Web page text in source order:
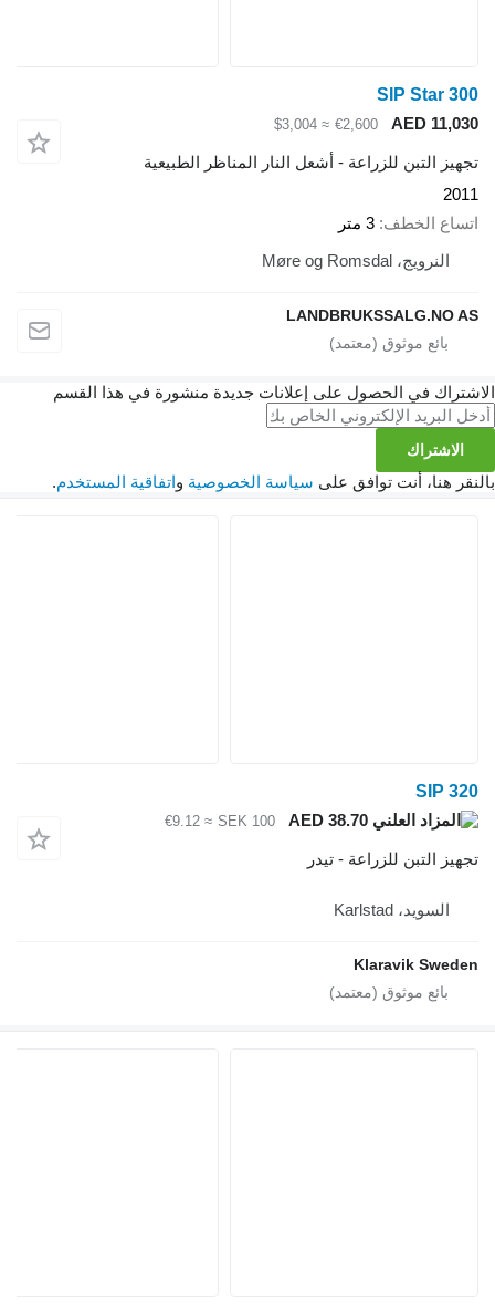
SIP Star 300
AED 11,030
€2,600
≈ $3,004
تجهيز التبن للزراعة - أشعل النار المناظر الطبيعية
2011
اتساع الخطف 3 متر
النرويج، Møre og Romsdal
LANDBRUKSSALG.NO AS
في الحصول على إعلانات جديدة منشورة في هذا القسم
الاشتراك
هنا، أنت توافق على سياسة الخصوصيةو اتفاقية المستخدم.
SIP 320
AED 38.70
SEK 100
≈ €9.12
تجهيز التبن للزراعة - تيدر
السويد، Karlstad
Klaravik Sweden